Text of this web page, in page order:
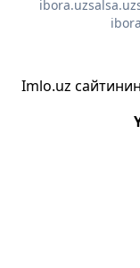
ibora.uzsalsa.uz
Imlo.uz